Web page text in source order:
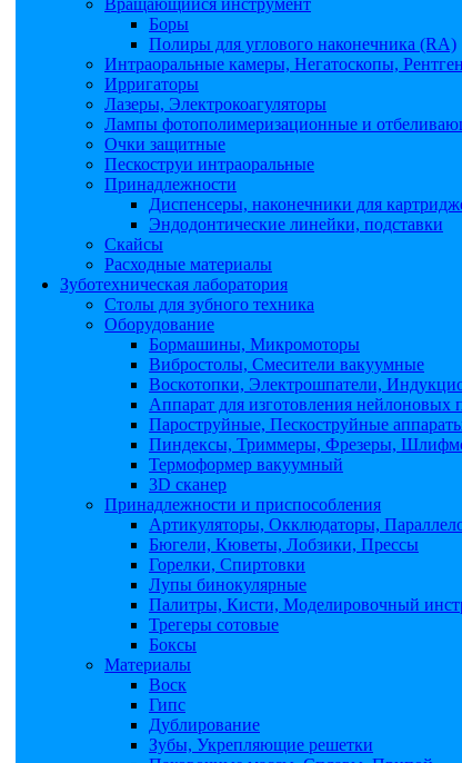
Вращающийся инструмент
Боры
Полиры для углового наконечника (RA)
Интраоральные камеры, Негатоскопы,
Ирригаторы
Лазеры, Электрокоагуляторы
Лампы фотополимеризационные и
Очки защитные
Пескоструи интраоральные
Принадлежности
Диспенсеры, наконечники для
Эндодонтические линейки, подставки
Скайсы
Расходные материалы
Зуботехническая лаборатория
Столы для зубного техника
Оборудование
Бормашины, Микромоторы
Вибростолы, Смесители вакуумные
Воскотопки, Электрошпатели,
Аппарат для изготовления нейлоновых
Пароструйные, Пескоструйные
Пиндексы, Триммеры, Фрезеры,
Термоформер вакуумный
3D сканер
Принадлежности и приспособления
Артикуляторы, Окклюдаторы,
Бюгели, Кюветы, Лобзики, Прессы
Горелки, Спиртовки
Лупы бинокулярные
Палитры, Кисти, Моделировочный
Трегеры сотовые
Боксы
Материалы
Воск
Гипс
Дублирование
Зубы, Укрепляющие решетки